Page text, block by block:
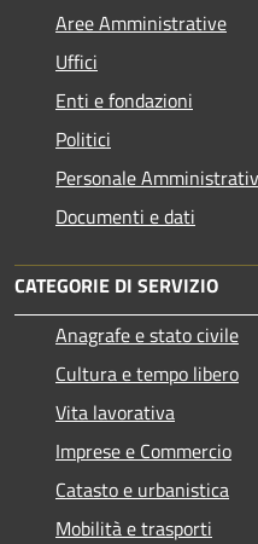
Aree Amministrative
Uffici
Enti e fondazioni
Politici
Personale
Documenti e dati
CATEGORIE DI SERVIZIO
Anagrafe e stato civile
Cultura e tempo libero
Vita lavorativa
Imprese e Commercio
Catasto e urbanistica
Mobilità e trasporti